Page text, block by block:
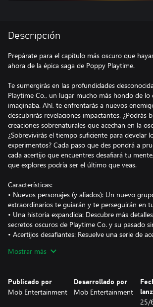
Descripción
Prepárate para el capítulo más oscuro que
ahora de la épica saga de Poppy Playtime.
Te sumergirás en las profundidades
Playtime Co., un lugar mucho más hondo de
imaginaba. Ahí, te enfrentarás a nuevos
descubrirás revelaciones impactantes. ¿Podrás
creaciones sobrenaturales que acechan en la
¿Sobrevivirás el tiempo suficiente para develar
experimentos? Cada paso que des pondrá a
cada acertijo que encuentres desafiará tu
que explores podría ser el último que veas.
Características:
• Nuevos personajes (y aliados): Un nuevo
extraordinarios te guiarán y te perseguirán en
• Una historia expandida: Descubre más
secretos oscuros de Playtime Co. y su pasado
• Acertijos desafiantes: Resuelve una serie de
• Un ambiente espeluznante: Los gráficos
¿Podrás escapar de los horrores que oculta
cederás ante el terror?
Mostrar más
Publicado por
Mob Entertainment
Desarrollado por
Mob Entertainment
25/